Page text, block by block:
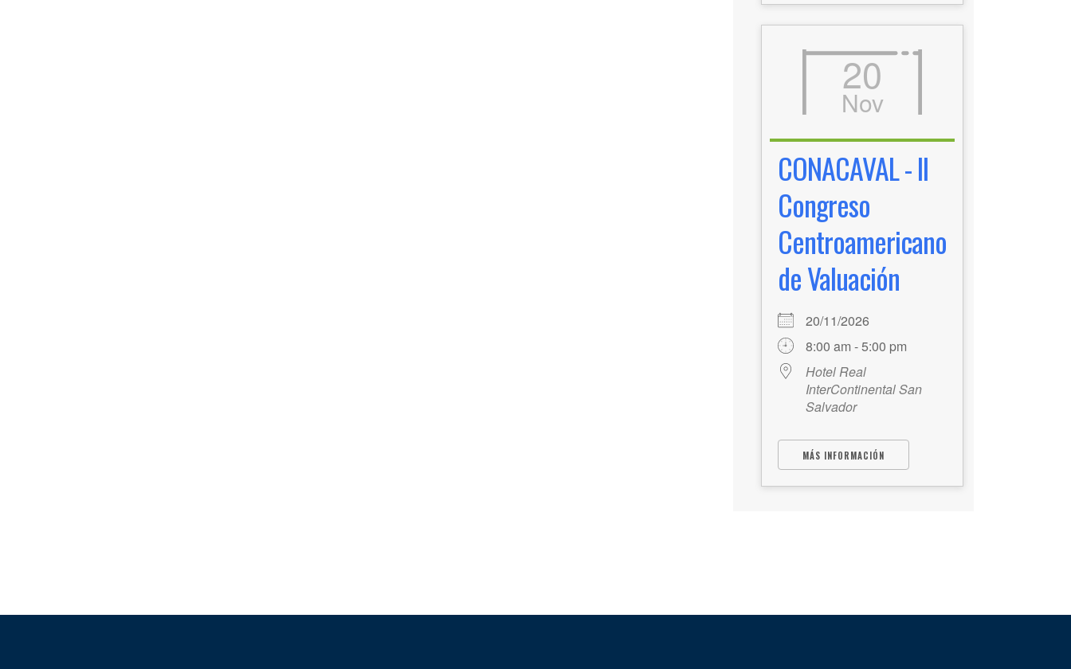
20
Nov
CONACAVAL - II
Congreso
Centroamericano
de Valuación
20/11/2026
8:00 am - 5:00 pm
Hotel Real
InterContinental San
Salvador
MÁS INFORMACIÓN